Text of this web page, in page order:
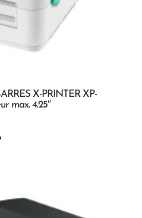
X-PRINTER XP-
max. 4.25″